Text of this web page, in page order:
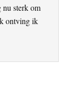
sterk om
ontving ik